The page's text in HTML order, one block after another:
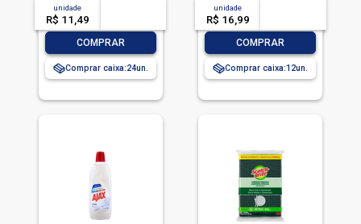
unidade
R$ 11,49
COMPRAR
Comprar caixa:24
unidade
R$ 16,99
COMPRAR
Comprar caixa:12